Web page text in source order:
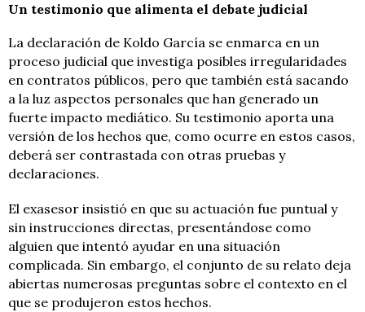
Un testimonio que alimenta el debate judicial
La declaración de Koldo García se enmarca en un
proceso judicial que investiga posibles irregularidades
en contratos públicos, pero que también está sacando
a la luz aspectos personales que han generado un
fuerte impacto mediático. Su testimonio aporta una
versión de los hechos que, como ocurre en estos casos,
deberá ser contrastada con otras pruebas y
declaraciones.
El exasesor insistió en que su actuación fue puntual y
sin instrucciones directas, presentándose como
alguien que intentó ayudar en una situación
complicada. Sin embargo, el conjunto de su relato deja
abiertas numerosas preguntas sobre el contexto en el
que se produjeron estos hechos.